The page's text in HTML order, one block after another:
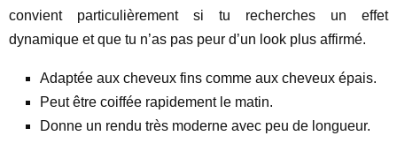
convient particulièrement si tu recherches un effet
dynamique et que tu n’as pas peur d’un look plus affirmé.
Adaptée aux cheveux fins comme aux cheveux épais.
Peut être coiffée rapidement le matin.
Donne un rendu très moderne avec peu de longueur.